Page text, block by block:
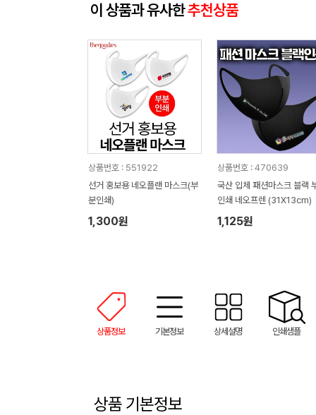
이 상품과 유사한추천상품
상품번호 : 551922
선거 홍보용 네오플랜 마스크(부
분인쇄)
1,300원
상품번호 : 470639
국산 입체 패션마스크 블랙
인쇄 네오프렌 (31X13cm)
1,125원
상품정보 기본정보 상세설명 인쇄샘플
상품 기본정보